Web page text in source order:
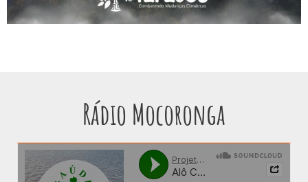
Rádio Mocoronga